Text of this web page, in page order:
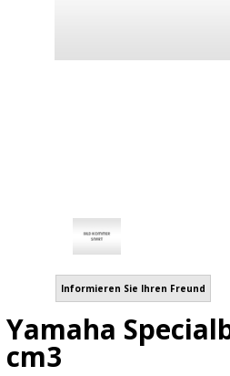
Informieren Sie Ihren Freund
Yamaha
cm3